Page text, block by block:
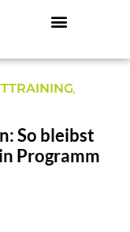
,
So bleibst
Programm